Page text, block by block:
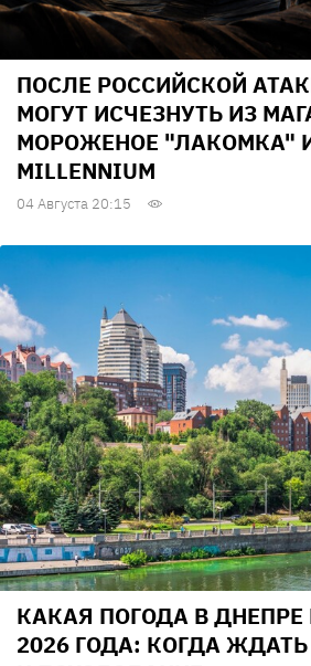
ПОСЛЕ РОССИЙСКОЙ
МОГУТ ИСЧЕЗНУТЬ ИЗ
МОРОЖЕНОЕ "ЛАКОМКА"
MILLENNIUM
04 Августа 20:15
КАКАЯ ПОГОДА В ДНЕПРЕ
2026 ГОДА: КОГДА